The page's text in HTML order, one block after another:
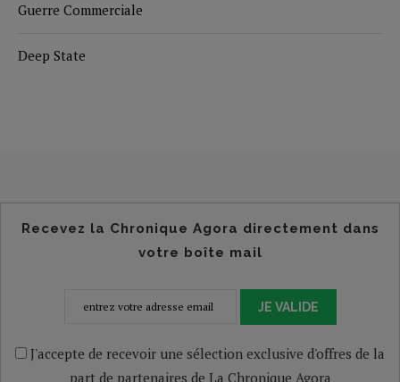
Guerre Commerciale
Deep State
Recevez la Chronique Agora directement dans
votre boîte mail
JE VALIDE
J'accepte de recevoir une sélection exclusive d'offres de la
part de partenaires de La Chronique Agora